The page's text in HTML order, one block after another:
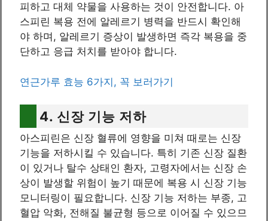
피하고 대체 약물을 사용하는 것이 안전합니다. 아
스피린 복용 전에 알레르기 병력을 반드시 확인해
야 하며, 알레르기 증상이 발생하면 즉각 복용을 중
단하고 응급 처치를 받아야 합니다.
연근가루 효능 6가지, 꼭 보러가기
4. 신장 기능 저하
아스피린은 신장 혈류에 영향을 미쳐 때로는 신장
기능을 저하시킬 수 있습니다. 특히 기존 신장 질환
이 있거나 탈수 상태인 환자, 고령자에서는 신장 손
상이 발생할 위험이 높기 때문에 복용 시 신장 기능
모니터링이 필요합니다. 신장 기능 저하는 부종, 고
혈압 악화, 전해질 불균형 등으로 이어질 수 있으므